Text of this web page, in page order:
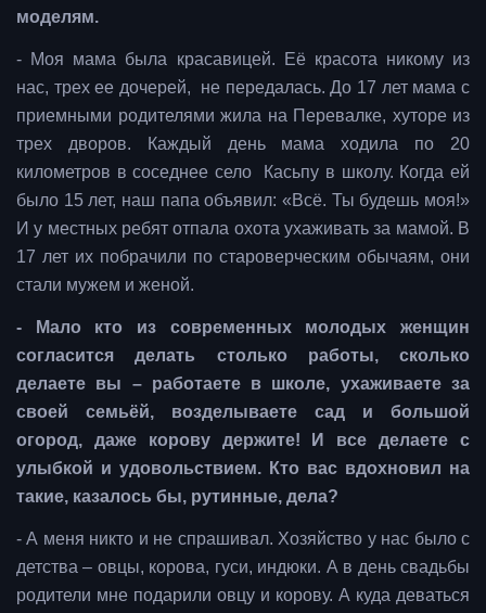
моделям.
- Моя мама была красавицей. Её красота никому из
нас, трех ее дочерей, не передалась. До 17 лет мама с
приемными родителями жила на Перевалке, хуторе из
трех дворов. Каждый день мама ходила по 20
километров в соседнее село Касьпу в школу. Когда ей
было 15 лет, наш папа объявил: «Всё. Ты будешь моя!»
И у местных ребят отпала охота ухаживать за мамой. В
17 лет их побрачили по староверческим обычаям, они
стали мужем и женой.
- Мало кто из современных молодых женщин
согласится делать столько работы, сколько
делаете вы – работаете в школе, ухаживаете за
своей семьёй, возделываете сад и большой
огород, даже корову держите! И все делаете с
улыбкой и удовольствием. Кто вас вдохновил на
такие, казалось бы, рутинные, дела?
- А меня никто и не спрашивал. Хозяйство у нас было с
детства – овцы, корова, гуси, индюки. А в день свадьбы
родители мне подарили овцу и корову. А куда деваться